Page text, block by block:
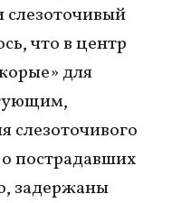
что в центр
для
слезоточивого
пострадавших
задержаны